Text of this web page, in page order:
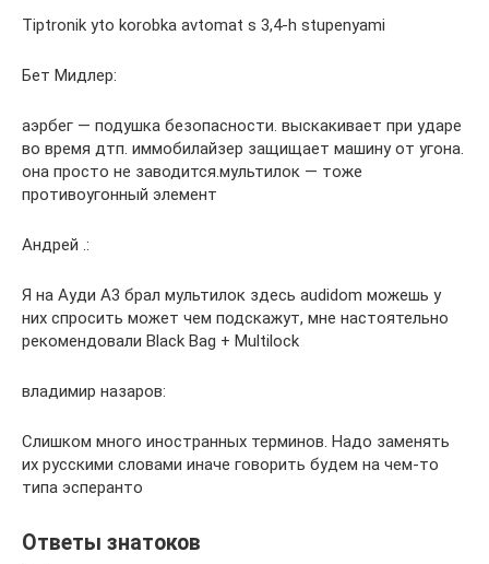
Tiptronik yto korobka avtomat s 3,4-h stupenyami
Бет Мидлер:
аэрбег — подушка безопасности. выскакивает при ударе
во время дтп. иммобилайзер защищает машину от угона.
она просто не заводится.мультилок — тоже
противоугонный элемент
Андрей .:
Я на Ауди А3 брал мультилок здесь audidom можешь у
них спросить может чем подскажут, мне настоятельно
рекомендовали Black Bag + Multilock
владимир назаров:
Слишком много иностранных терминов. Надо заменять
их русскими словами иначе говорить будем на чем-то
типа эсперанто
Ответы знатоков